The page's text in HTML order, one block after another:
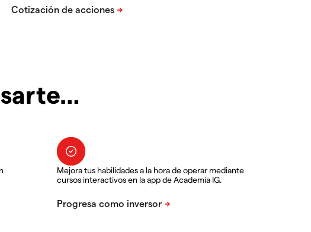
Mejora tus habilidades a la hora de operar mediante
cursos interactivos en la app de Academia IG.